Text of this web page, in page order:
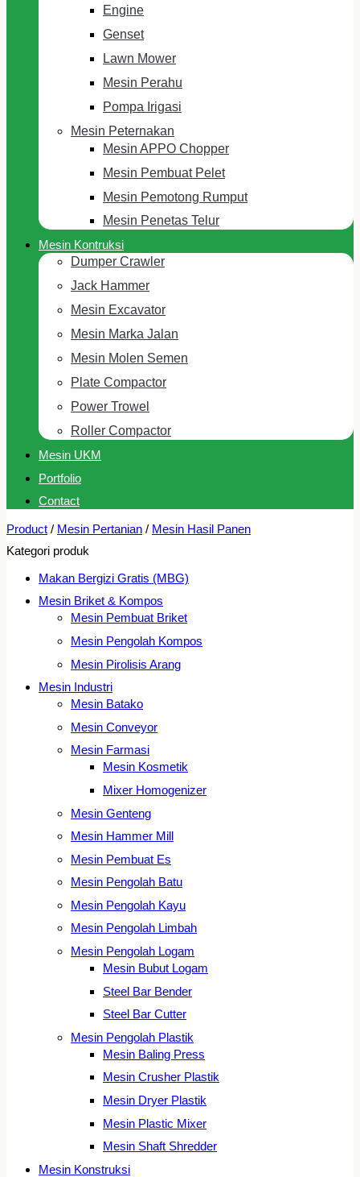
Engine
Genset
Lawn Mower
Mesin Perahu
Pompa Irigasi
Mesin Peternakan
Mesin APPO Chopper
Mesin Pembuat Pelet
Mesin Pemotong Rumput
Mesin Penetas Telur
Mesin Kontruksi
Dumper Crawler
Jack Hammer
Mesin Excavator
Mesin Marka Jalan
Mesin Molen Semen
Plate Compactor
Power Trowel
Roller Compactor
Mesin UKM
Portfolio
Contact
Product / Mesin Pertanian / Mesin Hasil Panen
Kategori produk
Makan Bergizi Gratis (MBG)
Mesin Briket & Kompos
Mesin Pembuat Briket
Mesin Pengolah Kompos
Mesin Pirolisis Arang
Mesin Industri
Mesin Batako
Mesin Conveyor
Mesin Farmasi
Mesin Kosmetik
Mixer Homogenizer
Mesin Genteng
Mesin Hammer Mill
Mesin Pembuat Es
Mesin Pengolah Batu
Mesin Pengolah Kayu
Mesin Pengolah Limbah
Mesin Pengolah Logam
Mesin Bubut Logam
Steel Bar Bender
Steel Bar Cutter
Mesin Pengolah Plastik
Mesin Baling Press
Mesin Crusher Plastik
Mesin Dryer Plastik
Mesin Plastic Mixer
Mesin Shaft Shredder
Mesin Konstruksi